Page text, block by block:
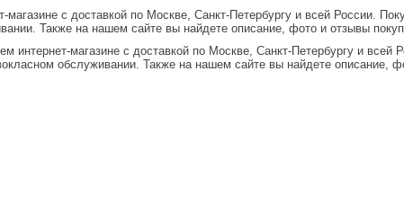
магазине с доставкой по Москве, Санкт-Петербургу и всей России.
Также на нашем сайте вы найдете описание, фото и отзывы
интернет-магазине с доставкой по Москве, Санкт-Петербургу и всей
обслуживании. Также на нашем сайте вы найдете описание,